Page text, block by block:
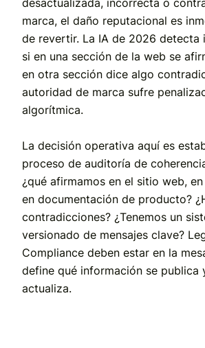
marca, el daño reputacional es
de revertir. La IA de 2026 detecta
si en una sección de la web se
en otra sección dice algo
autoridad de marca sufre
algorítmica.
La decisión operativa aquí es
proceso de auditoría de
¿qué afirmamos en el sitio web, en
en documentación de producto?
contradicciones? ¿Tenemos un
versionado de mensajes clave?
Compliance deben estar en la
define qué información se publica
actualiza.